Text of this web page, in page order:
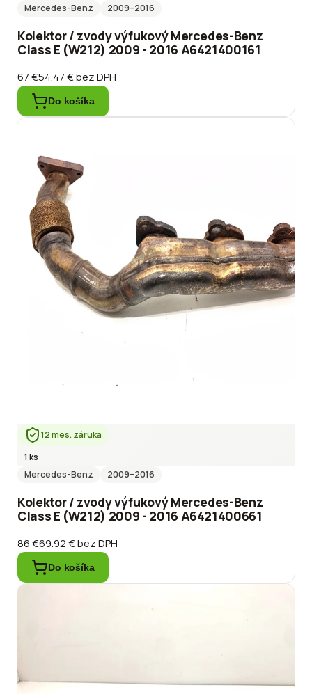
Mercedes-Benz
2009–2016
Kolektor / zvody výfukový Mercedes-Benz
Class E (W212) 2009 - 2016 A6421400161
67 €54.47 €bez DPH
Do košíka
12 mes. záruka
1 ks
Mercedes-Benz
2009–2016
Kolektor / zvody výfukový Mercedes-Benz
Class E (W212) 2009 - 2016 A6421400661
86 €69.92 €bez DPH
Do košíka